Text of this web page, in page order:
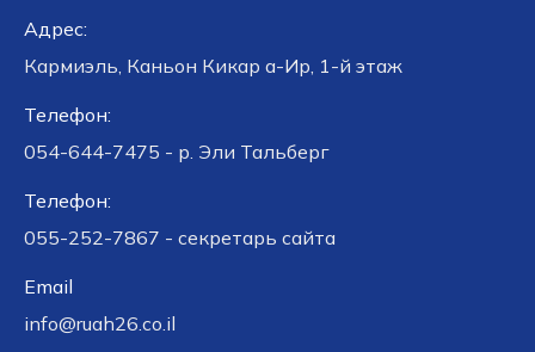
Адрес:
Кармиэль, Каньон Кикар а-Ир, 1-й этаж
Телефон:
054-644-7475 - р. Эли Тальберг
Телефон:
055-252-7867 - секретарь сайта
Email
info@ruah26.co.il